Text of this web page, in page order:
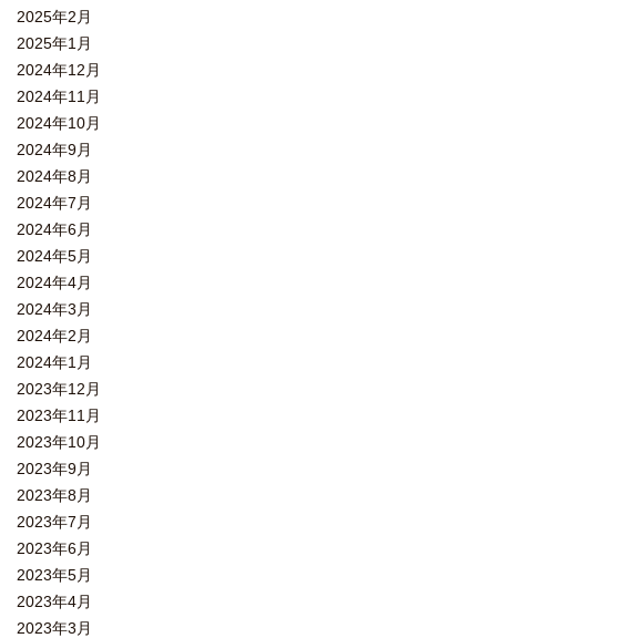
2025年2月
2025年1月
2024年12月
2024年11月
2024年10月
2024年9月
2024年8月
2024年7月
2024年6月
2024年5月
2024年4月
2024年3月
2024年2月
2024年1月
2023年12月
2023年11月
2023年10月
2023年9月
2023年8月
2023年7月
2023年6月
2023年5月
2023年4月
2023年3月